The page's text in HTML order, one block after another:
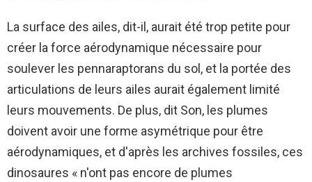
La surface des ailes, dit-il, aurait été trop petite pour
créer la force aérodynamique nécessaire pour
soulever les pennaraptorans du sol, et la portée des
articulations de leurs ailes aurait également limité
leurs mouvements. De plus, dit Son, les plumes
doivent avoir une forme asymétrique pour être
aérodynamiques, et d'après les archives fossiles, ces
dinosaures « n'ont pas encore de plumes